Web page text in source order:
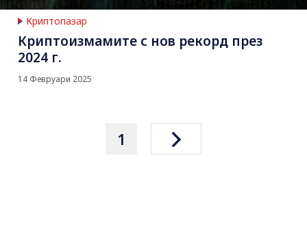
Криптопазар
Криптоизмамите с нов рекорд през
2024 г.
14 Февруари 2025
1